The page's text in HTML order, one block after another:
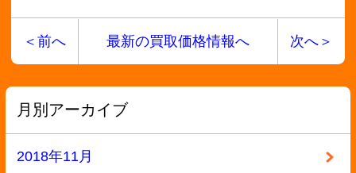
2017年10月
2017年9月
2017年8月
2017年7月
2017年6月